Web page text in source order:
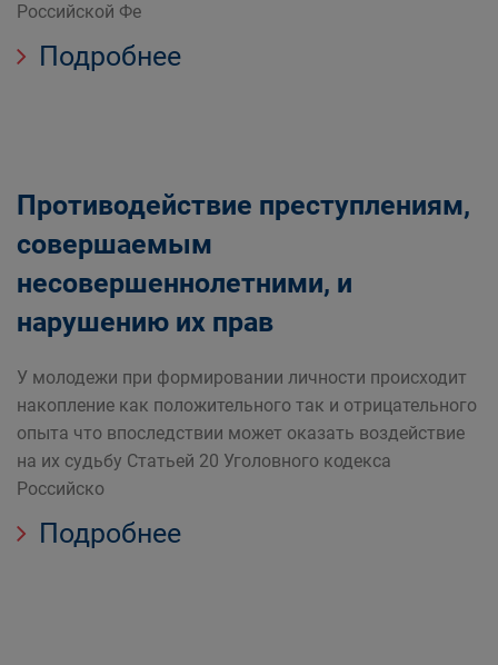
Российской Фе
Подробнее
Противодействие преступлениям,
совершаемым
несовершеннолетними, и
нарушению их прав
У молодежи при формировании личности происходит
накопление как положительного так и отрицательного
опыта что впоследствии может оказать воздействие
на их судьбу Статьей 20 Уголовного кодекса
Российско
Подробнее